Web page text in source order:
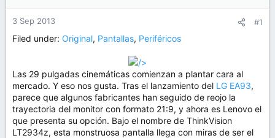
r
d
e
m
a
n
c
3 Sep 2013 #1
Filed under: Original, Pantallas, Periféricos
/>
Las 29 pulgadas cinemáticas comienzan a plantar cara al
mercado. Y eso nos gusta. Tras el lanzamiento del LG EA93,
parece que algunos fabricantes han seguido de reojo la
trayectoria del monitor con formato 21:9, y ahora es Lenovo el
que presenta su opción. Bajo el nombre de ThinkVision
LT2934z, esta monstruosa pantalla llega con miras de ser el